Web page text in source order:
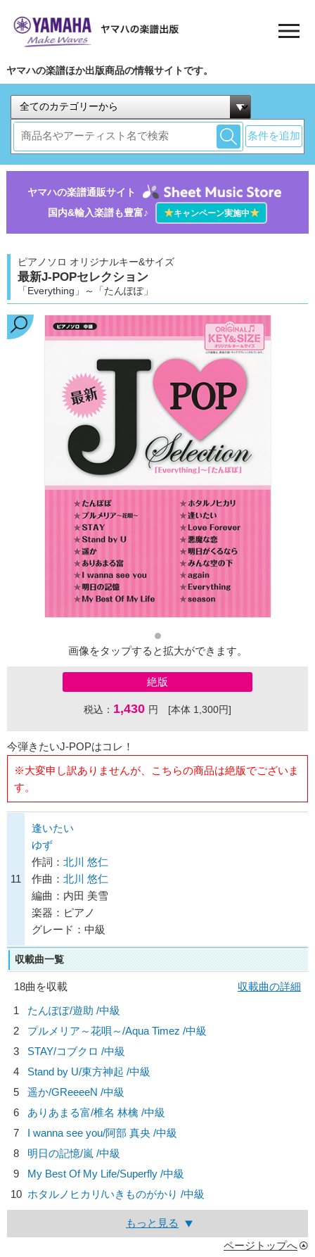
ヤマハの楽譜ほか出版商品の情報サイトです。
条件を追加
ヤマハの楽譜通販サイト
国内&輸入楽譜も豊富♪
★キャンペーン実施中★
ピアノソロ オリジナルキー&サイズ
最新J-POPセレクション
「Everything」～「たんぽぽ」
画像をタップすると拡大ができます。
絶版
税込： 1,430 円 [本体 1,300円]
今弾きたいJ-POPはコレ！
※大変申し訳ありませんが、こちらの商品は絶版でございま
す。
11
逢いたい
ゆず
作詞： 北川 悠仁
作曲： 北川 悠仁
編曲：内田 美雪
楽器：ピアノ
グレード：中級
収載曲一覧
18曲を収載
収載曲の詳細
1
たんぽぽ/遊助 /中級
2
プルメリア～花唄～/Aqua Timez /中級
3
STAY/コブクロ /中級
4
Stand by U/東方神起 /中級
5
遥か/GReeeeN /中級
6
ありあまる富/椎名 林檎 /中級
7
I wanna see you/阿部 真央 /中級
8
明日の記憶/嵐 /中級
9
My Best Of My Life/Superfly /中級
10 ホタルノヒカリ/いきものがかり /中級
もっと見る
ページトップへ